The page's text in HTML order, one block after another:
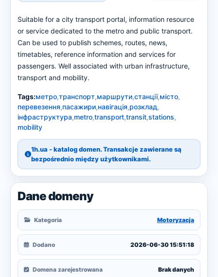
Suitable for a city transport portal, information resource
or service dedicated to the metro and public transport.
Can be used to publish schemes, routes, news,
timetables, reference information and services for
passengers. Well associated with urban infrastructure,
transport and mobility.
Tags:метро,транспорт,маршрути,станції,місто,
перевезення,пасажири,навігація,розклад,
інфраструктура,metro,transport,transit,stations,
mobility
1h.ua - katalog domen. Transakcje zawierane są
bezpośrednio między użytkownikami.
Dane domeny
Kategoria Motoryzacja
Dodano 2026-06-30 15:51:18
Domena zarejestrowana Brak danych